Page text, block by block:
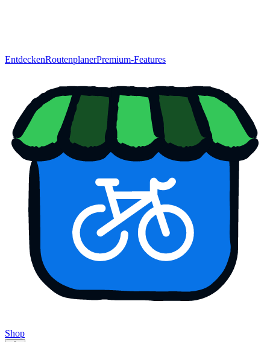
EntdeckenRoutenplanerPremium-Features
Shop